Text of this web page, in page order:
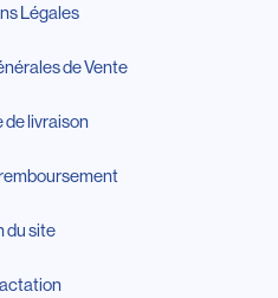
Légales
de Vente
de livraison
du site